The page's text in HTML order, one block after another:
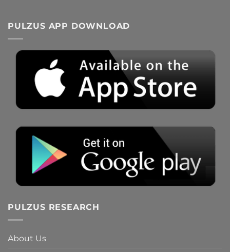
PULZUS APP DOWNLOAD
PULZUS RESEARCH
About Us